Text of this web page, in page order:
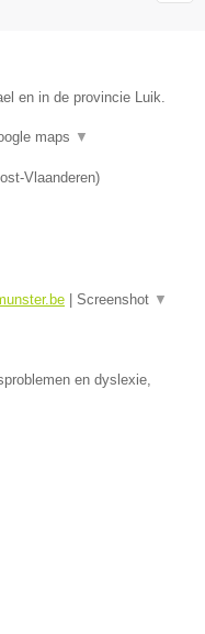
en in de provincie Luik.
maps ▼
Vlaanderen)
Screenshot ▼
en dyslexie,